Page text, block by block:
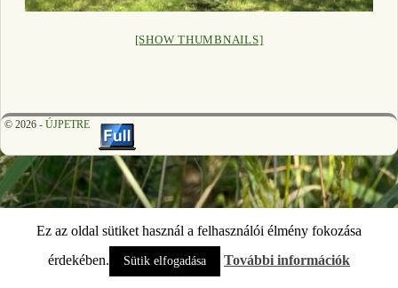
[SHOW THUMBNAILS]
© 2026 - ÚJPETRE
Ez az oldal sütiket használ a felhasználói élmény fokozása
érdekében.
Sütik elfogadása További információk